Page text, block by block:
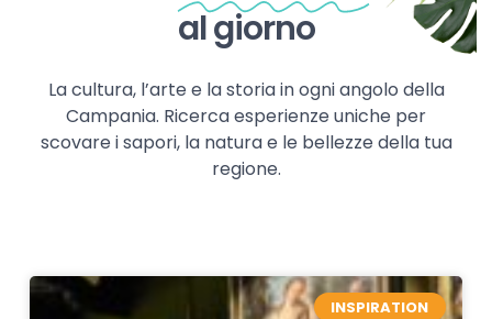
al giorno
La cultura, l’arte e la storia in ogni angolo della
Campania. Ricerca esperienze uniche per
scovare i sapori, la natura e le bellezze della tua
regione.
INSPIRATION